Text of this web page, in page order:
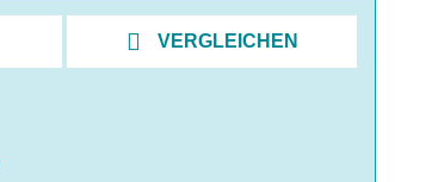
VERGLEICHEN